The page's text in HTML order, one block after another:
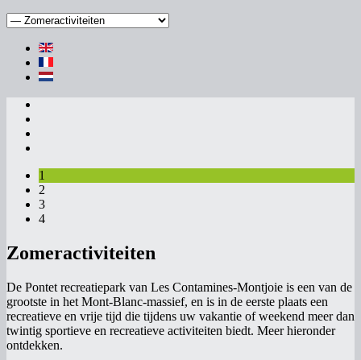
1
2
3
4
Zomeractiviteiten
De Pontet recreatiepark van Les Contamines-Montjoie is een van de
grootste in het Mont-Blanc-massief, en is in de eerste plaats een
recreatieve en vrije tijd die tijdens uw vakantie of weekend meer dan
twintig sportieve en recreatieve activiteiten biedt. Meer hieronder
ontdekken.